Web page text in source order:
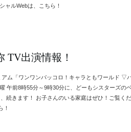
ャルWebは、こちら！
TV出演情報！
アム「ワンワンパッコロ！キャラともワールド ▽
午前8時55分～9時30分に、どーもシスターズの
続きます！ お子さんのいる家庭はぜひ！ご覧く
！